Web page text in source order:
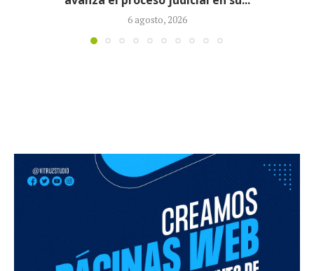
5 agosto, 2026